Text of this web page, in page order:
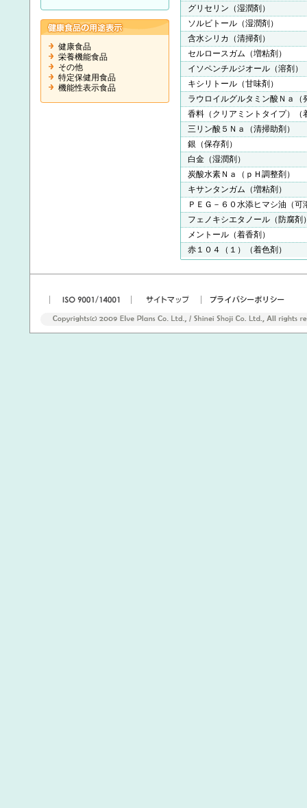
グリセリン（湿潤剤）
ソルビトール（湿潤剤）
含水シリカ（清掃剤）
セルロースガム（増粘剤）
イソペンチルジオール（溶剤）
キシリトール（甘味剤）
ラウロイルグルタミン酸Ｎａ（
香料（クリアミントタイプ）（
三リン酸５Ｎａ（清掃助剤）
銀（保存剤）
白金（湿潤剤）
炭酸水素Ｎａ（ｐＨ調整剤）
キサンタンガム（増粘剤）
ＰＥＧ－６０水添ヒマシ油（可
フェノキシエタノール（防腐剤
メントール（着香剤）
赤１０４（１）（着色剤）
健康食品
栄養機能食品
その他
特定保健用食品
機能性表示食品
|